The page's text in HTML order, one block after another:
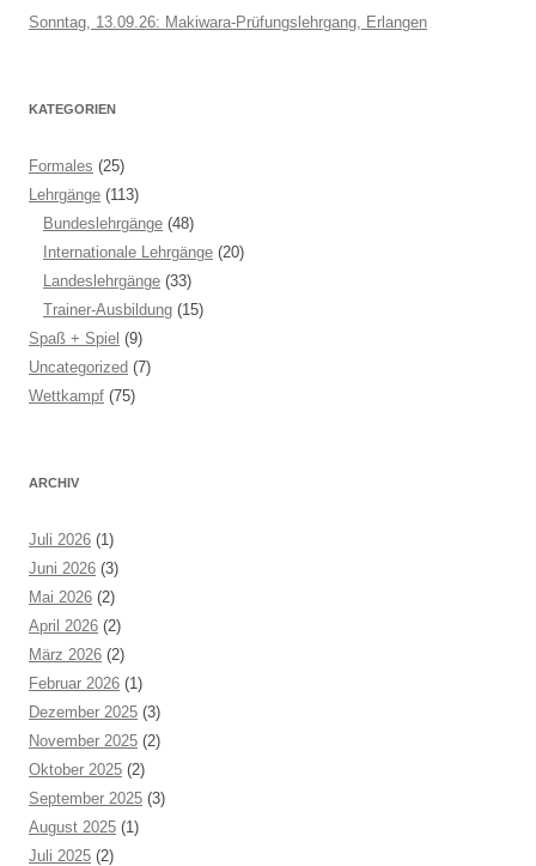
Sonntag, 13.09.26: Makiwara-Prüfungslehrgang, Erlangen
KATEGORIEN
Formales (25)
Lehrgänge (113)
Bundeslehrgänge (48)
Internationale Lehrgänge (20)
Landeslehrgänge (33)
Trainer-Ausbildung (15)
Spaß + Spiel (9)
Uncategorized (7)
Wettkampf (75)
ARCHIV
Juli 2026 (1)
Juni 2026 (3)
Mai 2026 (2)
April 2026 (2)
März 2026 (2)
Februar 2026 (1)
Dezember 2025 (3)
November 2025 (2)
Oktober 2025 (2)
September 2025 (3)
August 2025 (1)
Juli 2025 (2)